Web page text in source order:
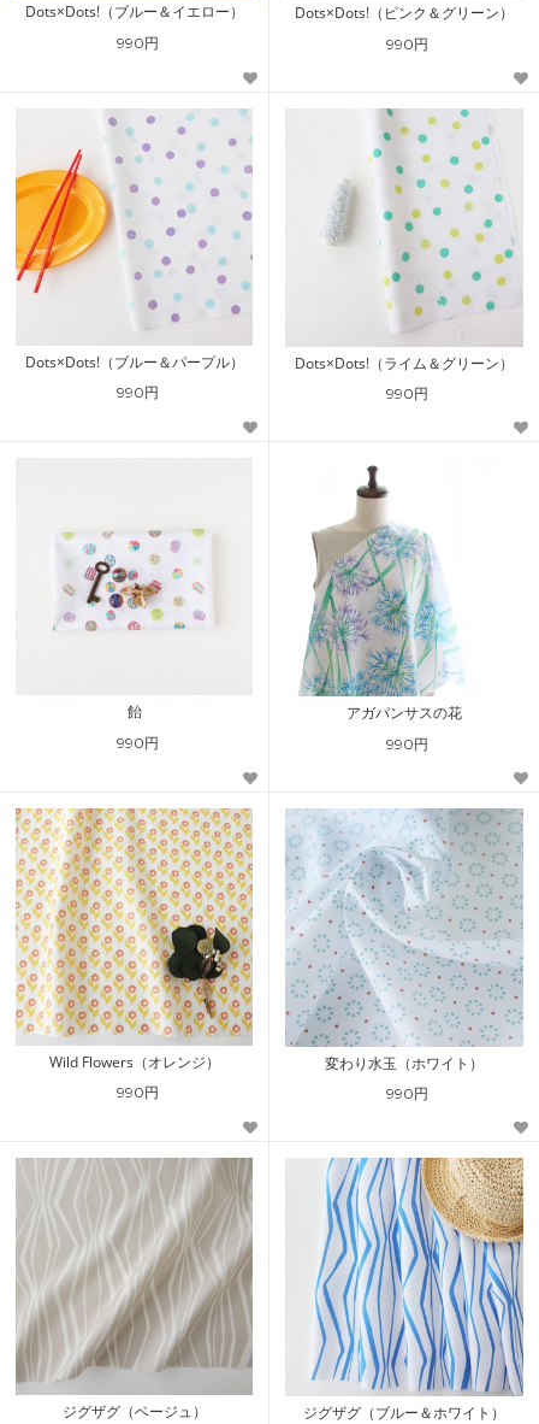
Dots×Dots!（ブルー＆イエロー）
990円
Dots×Dots!（ピンク＆グリーン）
990円
Dots×Dots!（ブルー＆パープル）
990円
Dots×Dots!（ライム＆グリーン）
990円
飴
990円
アガパンサスの花
990円
Wild Flowers（オレンジ）
990円
変わり水玉（ホワイト）
990円
ジグザグ（ベージュ） ジグザグ（ブルー＆ホワイト）